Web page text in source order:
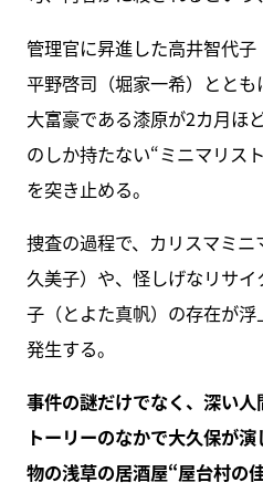
管理官に昇進した高井智代子
平野啓司（堀家一希）ととも
大富豪である漆原が2カ月ほ
のしか持たない“ミニマリス
を突き止める。
捜査の過程で、カリスマミ
久美子）や、怪しげなリサ
子（とよた真帆）の存在が
発生する。
事件の謎だけでなく、深い
トーリーのなかで大久保が
物の浅草の居酒屋“屋台村の